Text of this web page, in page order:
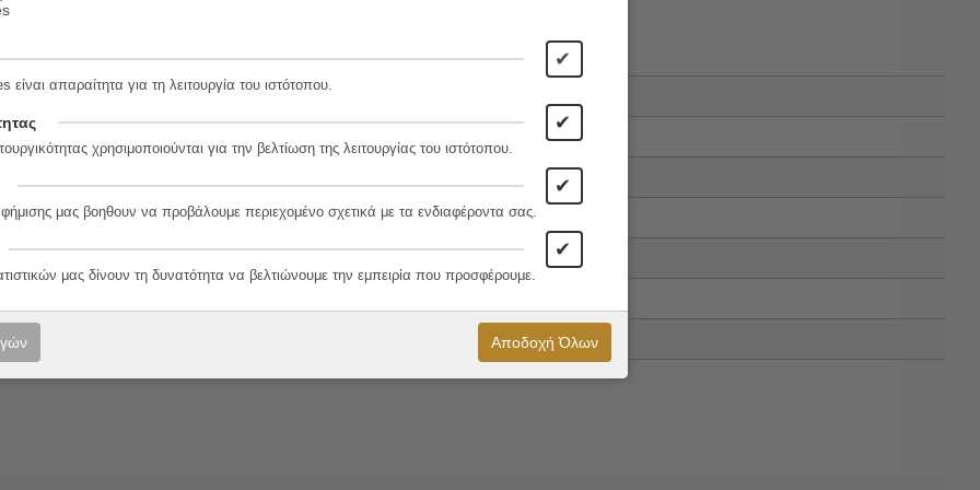
4
✔
απαραίτητα για τη λειτουργία του ιστότοπου.
✔
χρησιμοποιούνται για την βελτίωση της λειτουργίας του ιστότοπου.
✔
μας βοηθουν να προβάλουμε περιεχομένο σχετικά με τα ενδιαφέροντα σας.
✔
μας δίνουν τη δυνατότητα να βελτιώνουμε την εμπειρία που προσφέρουμε.
Αποδοχή Όλων